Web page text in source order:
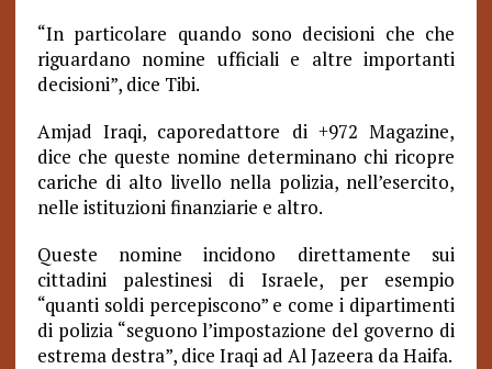
“In particolare quando sono decisioni che che
riguardano nomine ufficiali e altre importanti
decisioni”, dice Tibi.
Amjad Iraqi, caporedattore di +972 Magazine,
dice che queste nomine determinano chi ricopre
cariche di alto livello nella polizia, nell’esercito,
nelle istituzioni finanziarie e altro.
Queste nomine incidono direttamente sui
cittadini palestinesi di Israele, per esempio
“quanti soldi percepiscono” e come i dipartimenti
di polizia “seguono l’impostazione del governo di
estrema destra”, dice Iraqi ad Al Jazeera da Haifa.